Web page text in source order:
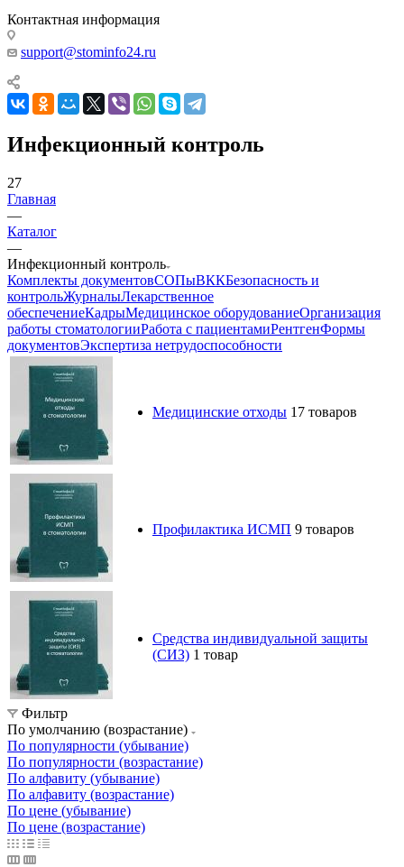
Контактная информация
support@stominfo24.ru
Инфекционный контроль
27
Главная
—
Каталог
—
Инфекционный контроль
Комплекты документовСОПыВККБезопасность и
контрольЖурналыЛекарственное
обеспечениеКадрыМедицинское оборудованиеОрганизация
работы стоматологииРабота с пациентамиРентгенФормы
документовЭкспертиза нетрудоспособности
Медицинские отходы 17 товаров
Профилактика ИСМП 9 товаров
Средства индивидуальной защиты
(СИЗ) 1 товар
Фильтр
По умолчанию (возрастание)
По популярности (убывание)
По популярности (возрастание)
По алфавиту (убывание)
По алфавиту (возрастание)
По цене (убывание)
По цене (возрастание)